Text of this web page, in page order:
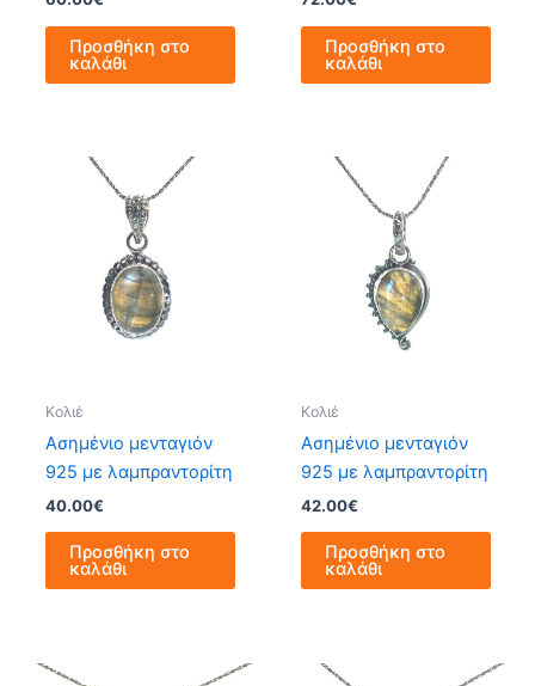
Προσθήκη στο
καλάθι
Προσθήκη στο
καλάθι
Κολιέ
Ασημένιο μενταγιόν
925 με λαμπραντορίτη
40.00€
Προσθήκη στο
καλάθι
Κολιέ
Ασημένιο μενταγιόν
925 με λαμπραντορίτη
42.00€
Προσθήκη στο
καλάθι